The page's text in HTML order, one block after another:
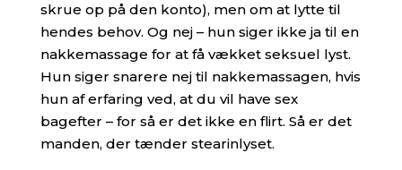
skrue op på den konto), men om at lytte til
hendes behov. Og nej – hun siger ikke ja til en
nakkemassage for at få vækket seksuel lyst.
Hun siger snarere nej til nakkemassagen, hvis
hun af erfaring ved, at du vil have sex
bagefter – for så er det ikke en flirt. Så er det
manden, der tænder stearinlyset.